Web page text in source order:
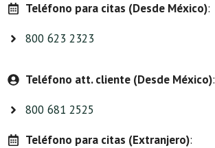
Teléfono para citas (Desde México):
800 623 2323
Teléfono att. cliente (Desde México):
800 681 2525
Teléfono para citas (Extranjero):